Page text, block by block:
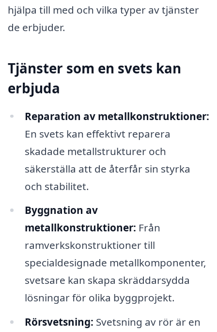
hjälpa till med och vilka typer av tjänster
de erbjuder.
Tjänster som en svets kan
erbjuda
Reparation av metallkonstruktioner:
En svets kan effektivt reparera
skadade metallstrukturer och
säkerställa att de återfår sin styrka
och stabilitet.
Byggnation av
metallkonstruktioner: Från
ramverkskonstruktioner till
specialdesignade metallkomponenter,
svetsare kan skapa skräddarsydda
lösningar för olika byggprojekt.
Rörsvetsning: Svetsning av rör är en